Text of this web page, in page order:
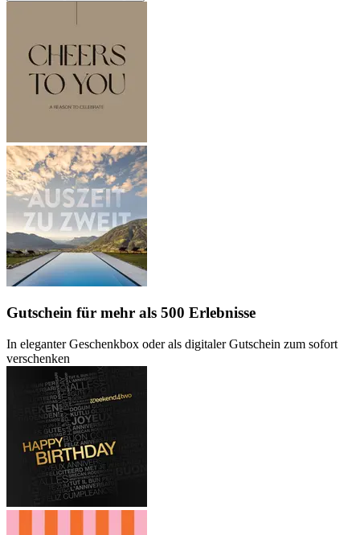
Gutschein für mehr als 500 Erlebnisse
In eleganter Geschenkbox oder als digitaler Gutschein zum sofort
verschenken